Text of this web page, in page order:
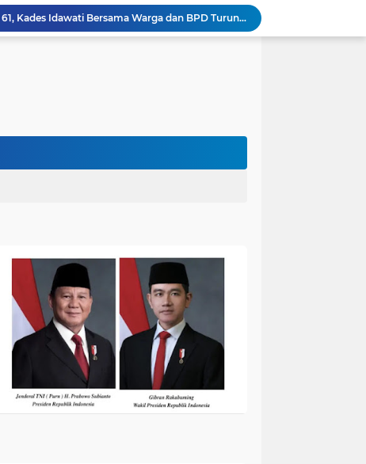
Heboh Beruang di KM 61, Kades Idawati Bersama Warga dan BPD Turun Langsung ke Lokasi
Program BERBAKTI di HUT Desa Mingkung Jaya
Bikin Resah: Petugas Damkar Sungai Bahar Amankan Sarang Tawon di Pemukiman Warga
Viral,Buaya Muncul di Sungai Batanghari Pulau Kayu Aro, Sekdes: Lokasi di RT 07`